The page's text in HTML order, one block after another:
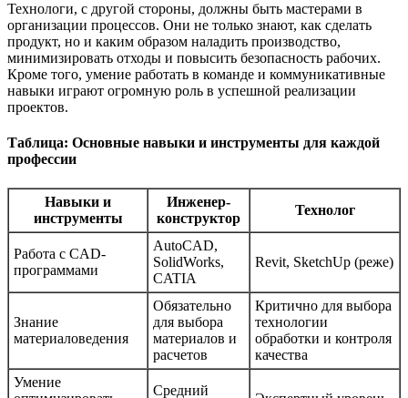
Технологи, с другой стороны, должны быть мастерами в
организации процессов. Они не только знают, как сделать
продукт, но и каким образом наладить производство,
минимизировать отходы и повысить безопасность рабочих.
Кроме того, умение работать в команде и коммуникативные
навыки играют огромную роль в успешной реализации
проектов.
Таблица: Основные навыки и инструменты для каждой
профессии
Навыки и
инструменты
Инженер-
конструктор
Технолог
Работа с CAD-
программами
AutoCAD,
SolidWorks,
CATIA
Revit, SketchUp (реже)
Знание
материаловедения
Обязательно
для выбора
материалов и
расчетов
Критично для выбора
технологии
обработки и контроля
качества
Умение
Средний